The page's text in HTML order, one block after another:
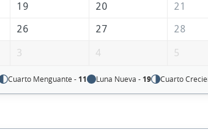
19 20
21
26 27
28
3 4 5
Cuarto Menguante - 11 Luna Nueva - 19 Cuarto